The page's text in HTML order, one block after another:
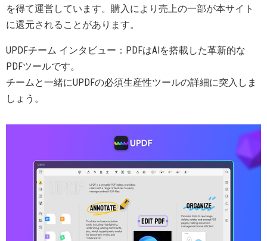
を得て運営しています。購入により売上の一部が本サイト
に還元されることがあります。
UPDFチーム インタビュー：PDFはAIを搭載した革新的な
PDFツールです。
チームと一緒にUPDFの必須生産性ツールの詳細に突入しま
しょう。